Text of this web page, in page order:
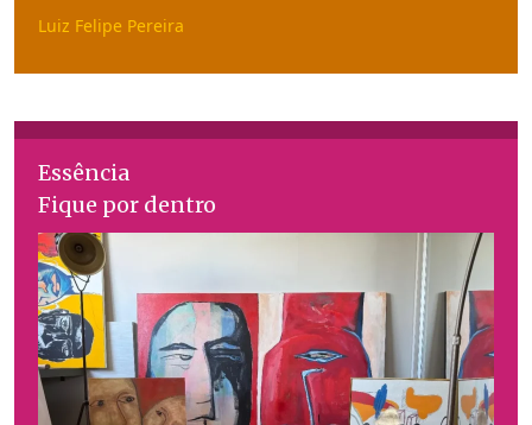
Luiz Felipe Pereira
Essência
Fique por dentro